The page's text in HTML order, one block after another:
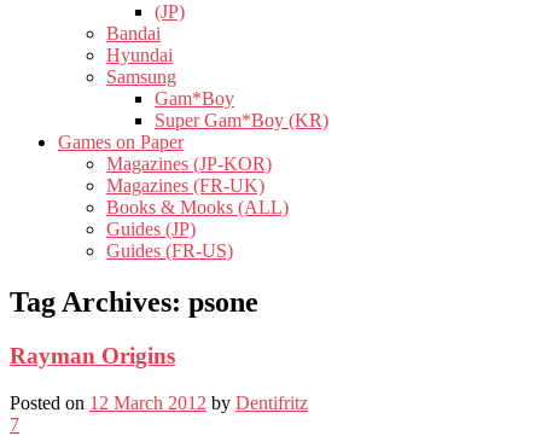
(JP)
Bandai
Hyundai
Samsung
Gam*Boy
Super Gam*Boy (KR)
Games on Paper
Magazines (JP-KOR)
Magazines (FR-UK)
Books & Mooks (ALL)
Guides (JP)
Guides (FR-US)
Tag Archives: psone
Rayman Origins
Posted on 12 March 2012 by Dentifritz
7